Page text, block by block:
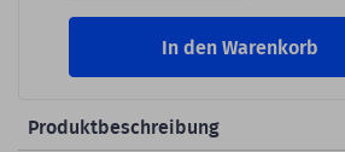
In den Warenkorb
Produktbeschreibung